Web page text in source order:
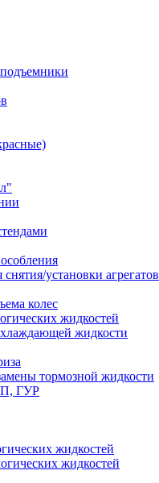
установки агрегатов
колес
жидкостей
жидкости
тормозной жидкости
ГУР
жидкостей
жидкостей